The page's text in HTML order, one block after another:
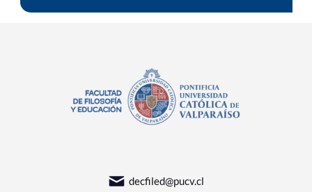
decfiled@pucv.cl